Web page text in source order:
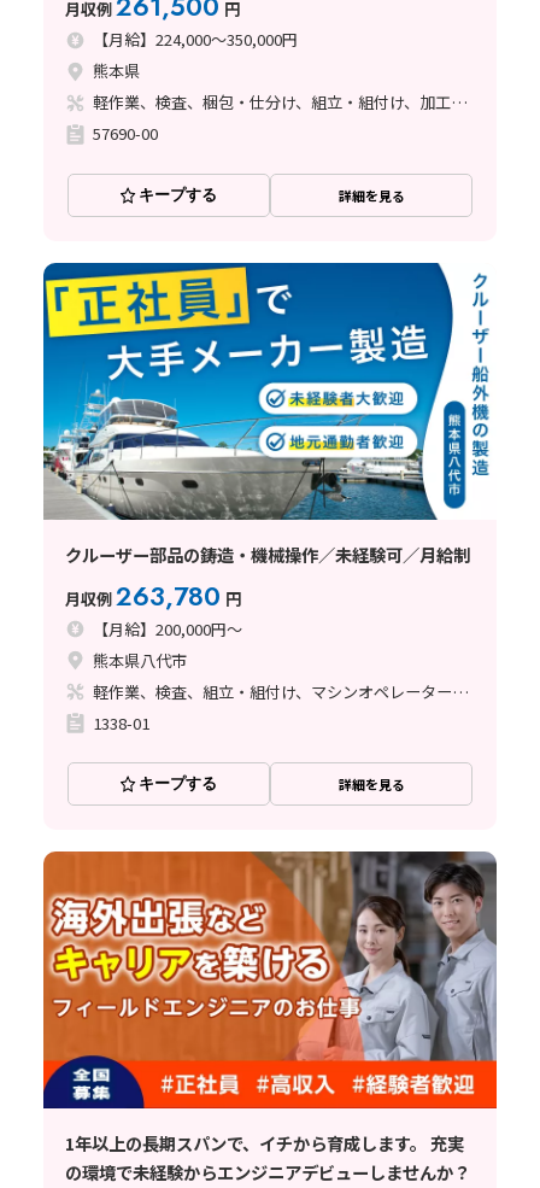
月収例
円
【月給】224,000～350,000円
熊本県
軽作業、検査、梱包・仕分け、組立・組付け、加工、マシンオペレーター、クリーンルーム、清掃・洗浄、品質管理、メンテナンス・保全、フォークリフト、座り作業、玉掛け・クレーン、ライン作業、ハンダ付け、鋳造・鍛造、立ち作業、溶接、塗装、バリ取り
57690-00
キープする 詳細を見る
クルーザー部品の鋳造・機械操作／未経験可／月給制
月収例263,780 円
【月給】200,000円～
熊本県八代市
軽作業、検査、組立・組付け、マシンオペレーター、ライン作業、鋳造・鍛造、塗装、バリ取り
1338-01
キープする 詳細を見る
1年以上の長期スパンで、イチから育成します。 充実
の環境で未経験からエンジニアデビューしませんか？